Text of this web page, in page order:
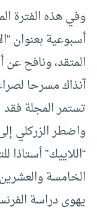
وفي هذه الفترة
أسبوعية بعنوان
المتقد، ونافح عن
آنذاك مسرحا
تستمر المجلة فقد
واضطر الزركلي
“اللاييك” أستاذا
الخامسة
يهوى دراسة